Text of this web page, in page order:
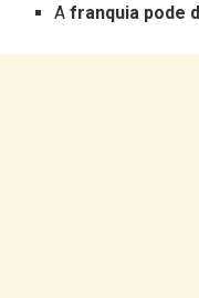
Afranquia pode